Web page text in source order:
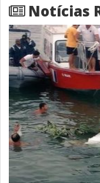
Notícias